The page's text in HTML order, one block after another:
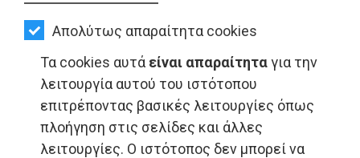
Απολύτως απαραίτητα cookies
Τα cookies αυτά είναι απαραίτηταγια την
λειτουργία αυτού του ιστότοπου
επιτρέποντας βασικές λειτουργίες όπως
πλοήγηση στις σελίδες και άλλες
λειτουργίες. Ο ιστότοπος δεν μπορεί να
ΟΙΚΟΝΟΜΙΑ
ΑΘΛΗΤΙΣΜΟΣ
ΠΟΛΙΤΙΣΜΟΣ
ΣΠΙΤΙ-
ΚΗΠΟΣ
LIFESTYLE - Ανατολική Αττική